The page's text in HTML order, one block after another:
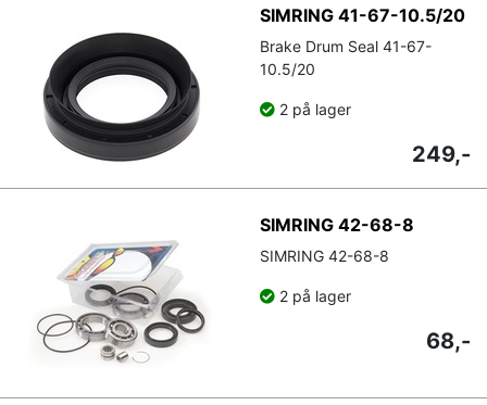
SIMRING 41-67-10.5/20
Brake Drum Seal 41-67-
10.5/20
2 på lager
249,-
SIMRING 42-68-8
SIMRING 42-68-8
2 på lager
68,-